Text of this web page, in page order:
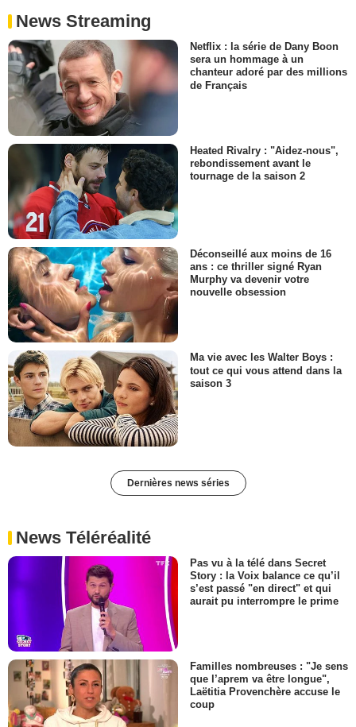
News Streaming
Netflix : la série de Dany Boon
sera un hommage à un
chanteur adoré par des millions
de Français
Heated Rivalry : "Aidez-nous",
rebondissement avant le
tournage de la saison 2
Déconseillé aux moins de 16
ans : ce thriller signé Ryan
Murphy va devenir votre
nouvelle obsession
Ma vie avec les Walter Boys :
tout ce qui vous attend dans la
saison 3
Dernières news séries
News Téléréalité
Pas vu à la télé dans Secret
Story : la Voix balance ce qu’il
s’est passé "en direct" et qui
aurait pu interrompre le prime
Familles nombreuses : "Je sens
que l’aprem va être longue",
Laëtitia Provenchère accuse le
coup